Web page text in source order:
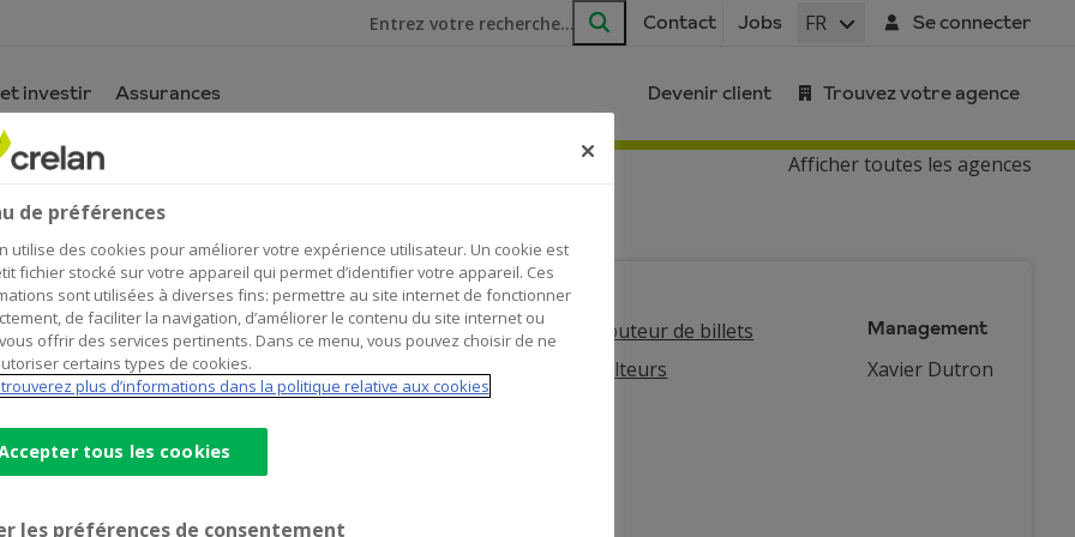
Je cherche
Rechercher
Contact Jobs FR Se connecter
investir Assurances Devenir client Trouvez votre agence
Afficher toutes les agences
Données de contact
Office & Distributeur de billets
Route de Mons 746560SOLRE-S-SAMBRE
Itinérairevers
l'agence
Dutron
+3271/556779
Distributeur de billets
Agriculteurs
Management
Xavier Dutron
de préférences
utilise des cookies pour améliorer votre expérience utilisateur. Un cookie est
fichier stocké sur votre appareil qui permet d’identifier votre appareil. Ces
sont utilisées à diverses fins: permettre au site internet de fonctionner
de faciliter la navigation, d’améliorer le contenu du site internet ou
offrir des services pertinents. Dans ce menu, vous pouvez choisir de ne
certains types de cookies.
plus d’informations dans la politique relative aux cookies
tous les cookies
les préférences de consentement